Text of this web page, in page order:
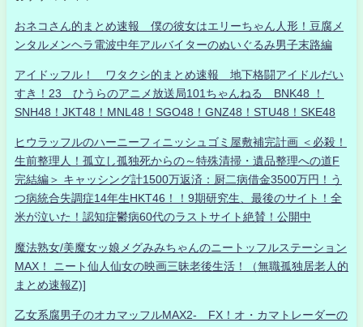
おネコさん的まとめ速報 僕の彼女はエリーちゃん人形！豆腐メ
ンタルメンヘラ電波中年アルバイターのぬいぐるみ男子末路編
アイドッフル！ ワタクシ的まとめ速報 地下格闘アイドルだい
すき！23 ひうらのアニメ放送局101ちゃんねる BNK48 ！
SNH48！JKT48！MNL48！SGO48！GNZ48！STU48！SKE48
ヒウラッフルのハーニーフィニッシュゴミ屋敷補完計画 ＜必殺！
生前整理人！孤立し孤独死からの～特殊清掃・遺品整理への道F
完結編＞ キャッシング計1500万返済：厨二病借金3500万円！う
つ病統合失調症14年生HKT46！！9期研究生、最後のサイト！全
米が泣いた！認知症鬱病60代のラストサイト絶賛！公開中
魔法熟女/美魔女ッ娘メグみみちゃんのニートッフルステーション
MAX！ ニート仙人仙女の映画三昧老後生活！（無職孤独居老人的
まとめ速報Z)]
乙女系腐男子のオカマッフルMAX2- FX！オ・カマトレーダーの